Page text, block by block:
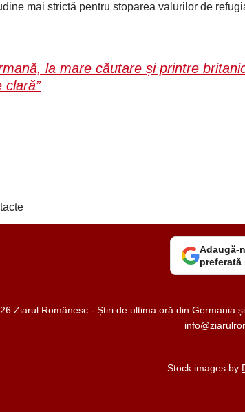
mai strictă pentru stoparea valurilor de
la mare căutare și printre
clară”
Adaugă-
preferată
Ziarul Românesc - Știri de ultima oră din Germania
Stock images by